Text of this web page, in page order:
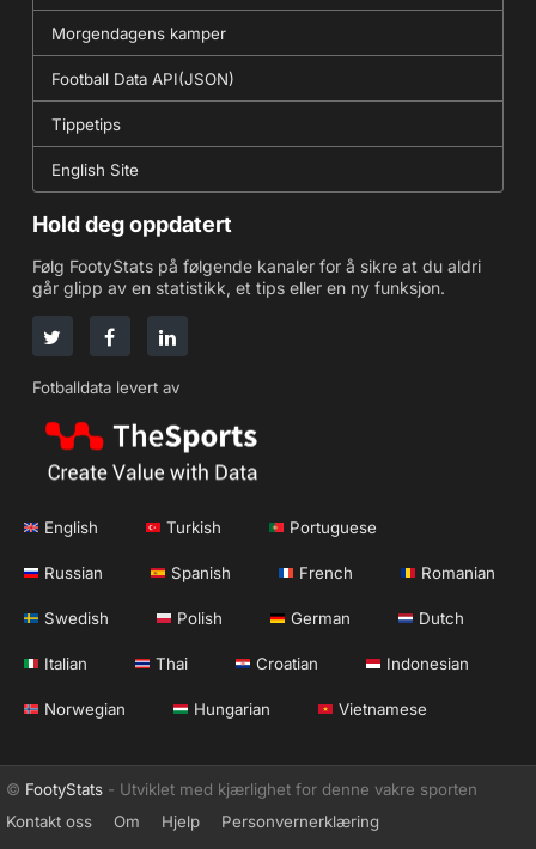
Morgendagens kamper
Football Data API(JSON)
Tippetips
English Site
Hold deg oppdatert
Følg FootyStats på følgende kanaler for å sikre at du aldri
går glipp av en statistikk, et tips eller en ny funksjon.
Fotballdata levert av
English Turkish Portuguese
Russian Spanish French Romanian
Swedish Polish German Dutch
Italian Thai Croatian Indonesian
Norwegian Hungarian Vietnamese
© FootyStats - Utviklet med kjærlighet for denne vakre sporten
Kontakt oss
Om Hjelp Personvernerklæring